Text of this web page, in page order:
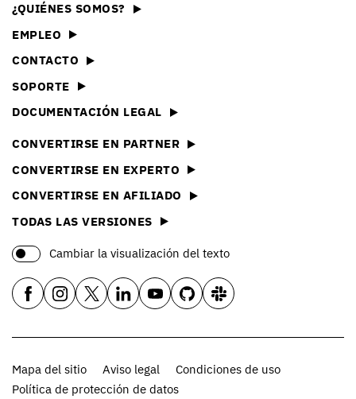
¿QUIÉNES SOMOS?
EMPLEO
CONTACTO
SOPORTE
DOCUMENTACIÓN LEGAL
CONVERTIRSE EN PARTNER
CONVERTIRSE EN EXPERTO
CONVERTIRSE EN AFILIADO
TODAS LAS VERSIONES
Cambiar la visualización del texto
Mapa del sitio Aviso legal
Condiciones de uso
Política de protección de datos